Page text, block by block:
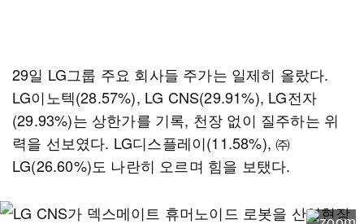
29일 LG그룹 주요 회사들 주가는 일제히 올랐다.
LG이노텍(28.57%), LG CNS(29.91%), LG전자
(29.93%)는 상한가를 기록, 천장 없이 질주하는 위
력을 선보였다. LG디스플레이(11.58%), ㈜
LG(26.60%)도 나란히 오르며 힘을 보탰다.